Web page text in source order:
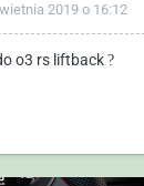
2019 o 16:12
o3 rs liftback?